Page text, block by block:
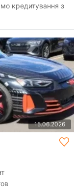
кредитування з
15.06.2026